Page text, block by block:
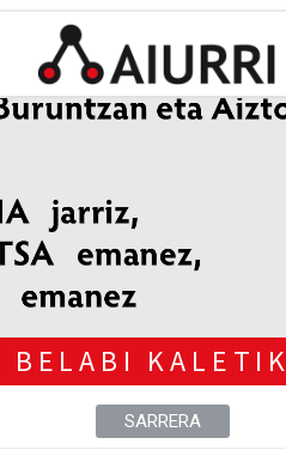
BELABI KALETIK
SARRERA